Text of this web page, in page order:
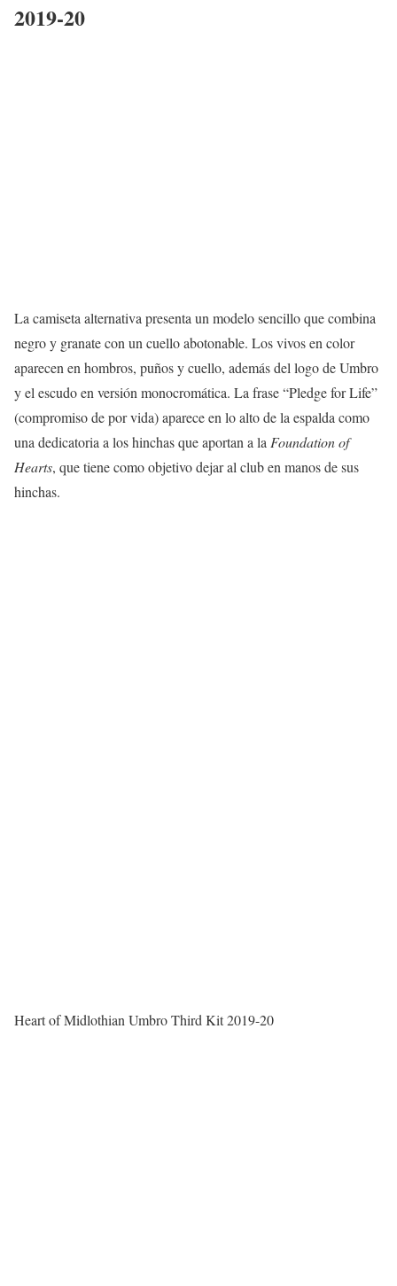
2019-20
La camiseta alternativa presenta un modelo sencillo que combina
negro y granate con un cuello abotonable. Los vivos en color
aparecen en hombros, puños y cuello, además del logo de Umbro
y el escudo en versión monocromática. La frase “Pledge for Life”
(compromiso de por vida) aparece en lo alto de la espalda como
una dedicatoria a los hinchas que aportan a la Foundation of
Hearts, que tiene como objetivo dejar al club en manos de sus
hinchas.
Heart of Midlothian Umbro Third Kit 2019-20